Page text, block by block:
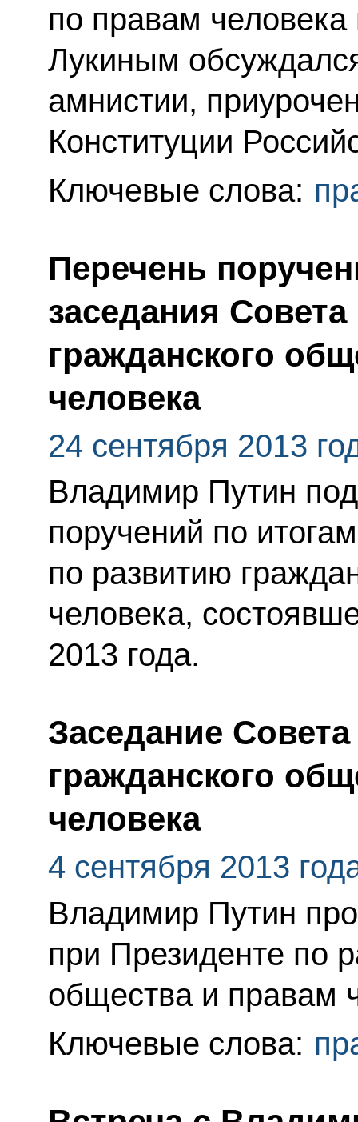
по правам
Лукиным
амнистии,
Конституции
Ключевые слова:
Перечень
заседания
гражданского
человека
24 сентября 2013
Владимир Путин
поручений по
по развитию
человека,
2013 года.
Заседание
гражданского
человека
4 сентября 2013
Владимир Путин
при Президенте по
общества и правам
Ключевые слова: